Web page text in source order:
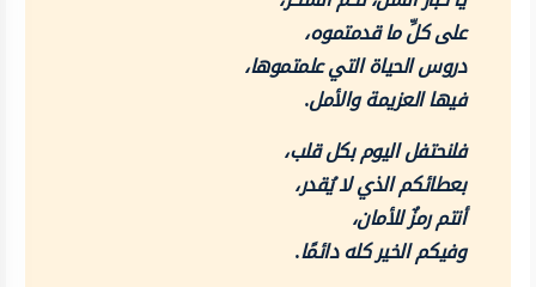
على كلِّ ما قدمتموه،
دروس الحياة التي علمتموها،
فيها العزيمة والأمل.
فلنحتفل اليوم بكل قلب،
بعطائكم الذي لا يُقدر،
أنتم رمزٌ للأمان،
وفيكم الخير كله دائمًا.